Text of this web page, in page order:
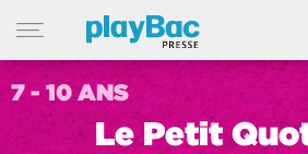
7 - 10 ANS
Le Petit